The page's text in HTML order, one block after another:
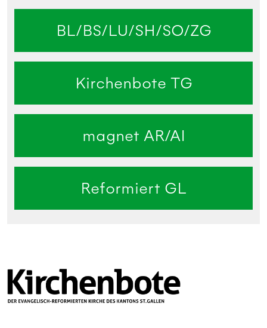
BL/BS/LU/SH/SO/ZG
Kirchenbote TG
magnet AR/AI
Reformiert GL